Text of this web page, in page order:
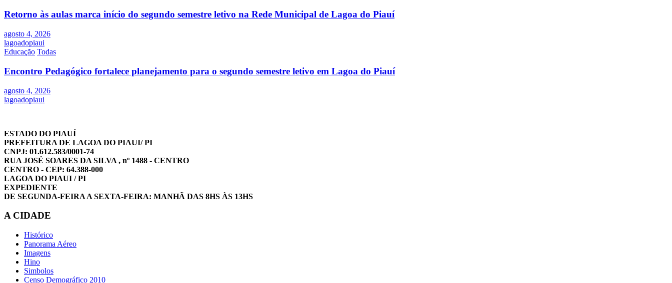
Retorno às aulas marca início do segundo semestre letivo na Rede Municipal de Lagoa do Piauí
agosto 4, 2026
lagoadopiaui
Educação Todas
Encontro Pedagógico fortalece planejamento para o segundo semestre letivo em Lagoa do Piauí
agosto 4, 2026
lagoadopiaui
ESTADO DO PIAUÍ
PREFEITURA DE LAGOA DO PIAUI/ PI
CNPJ: 01.612.583/0001-74
RUA JOSÉ SOARES DA SILVA , nº 1488 - CENTRO
CENTRO - CEP: 64.388-000
LAGOA DO PIAUI / PI
EXPEDIENTE
DE SEGUNDA-FEIRA A SEXTA-FEIRA: MANHÃ DAS 8HS ÀS 13HS
A CIDADE
Histórico
Panorama Aéreo
Imagens
Hino
Simbolos
Censo Demográfico 2010